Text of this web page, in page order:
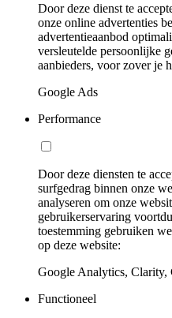
Door deze dienst te
onze online advertenties
advertentieaanbod
versleutelde persoonlijke
aanbieders, voor zover je
Google Ads
Performance
Door deze diensten te
surfgedrag binnen onze
analyseren om onze
gebruikerservaring
toestemming gebruiken
op deze website:
Google Analytics,
Functioneel